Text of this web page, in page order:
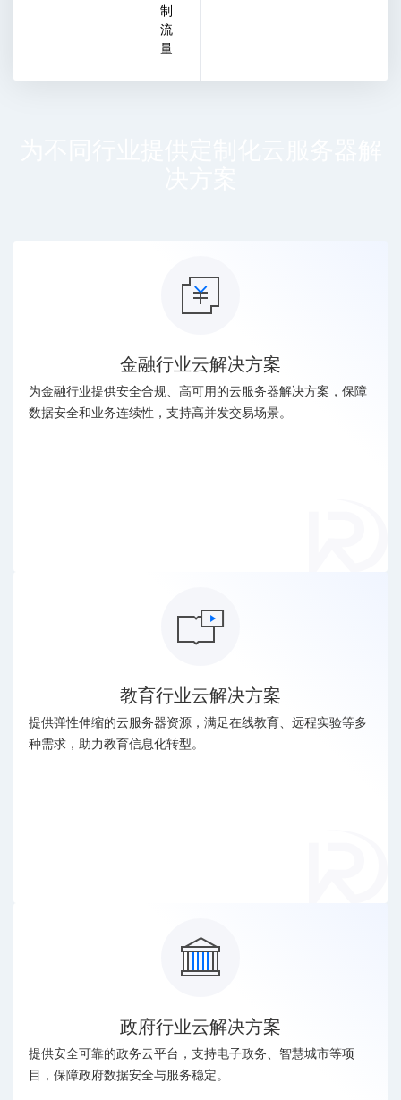
制
流
量
金融行业云解决方案
为金融行业提供安全合规、高可用的云服务器解决方案，保障
数据安全和业务连续性，支持高并发交易场景。
教育行业云解决方案
提供弹性伸缩的云服务器资源，满足在线教育、远程实验等多
种需求，助力教育信息化转型。
政府行业云解决方案
提供安全可靠的政务云平台，支持电子政务、智慧城市等项
目，保障政府数据安全与服务稳定。